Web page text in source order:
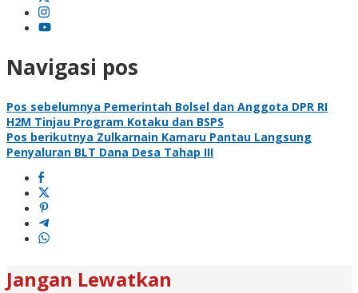
Navigasi pos
Pos sebelumnya Pemerintah Bolsel dan Anggota DPR RI
H2M Tinjau Program Kotaku dan BSPS
Pos berikutnya Zulkarnain Kamaru Pantau Langsung
Penyaluran BLT Dana Desa Tahap III
Jangan Lewatkan